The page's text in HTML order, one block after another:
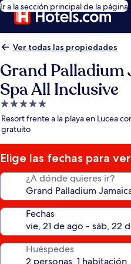
Ir a la sección principal de la página
Ver todas las propiedades
Grand Palladium
Spa All Inclusive
Propiedad
de
5.0
estrellas
Resort frente a la playa en Lucea
gratuito
Elige las fechas para
¿A dónde quieres ir?
Fechas
Huéspedes